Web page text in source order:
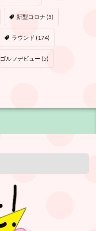
新型コロナ (5)
ラウンド (174)
ゴルフデビュー (5)